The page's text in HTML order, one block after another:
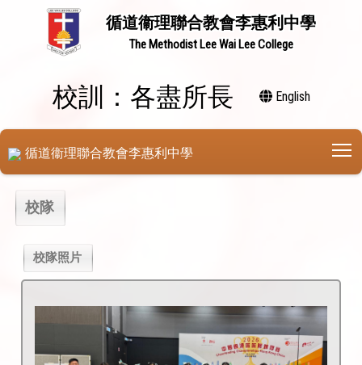
循道衞理聯合教會李惠利中學
The Methodist Lee Wai Lee College
校訓：各盡所長 English
循道衞理聯合教會李惠利中學
校隊
校隊照片